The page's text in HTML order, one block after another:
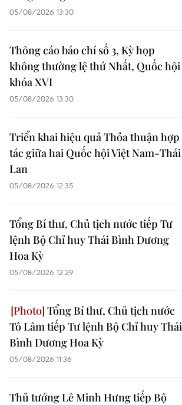
05/08/2026 13:30
Thông cáo báo chí số 3, Kỳ họp
không thường lệ thứ Nhất, Quốc hội
khóa XVI
05/08/2026 13:30
Triển khai hiệu quả Thỏa thuận hợp
tác giữa hai Quốc hội Việt Nam-Thái
Lan
05/08/2026 12:35
Tổng Bí thư, Chủ tịch nước tiếp Tư
lệnh Bộ Chỉ huy Thái Bình Dương
Hoa Kỳ
05/08/2026 12:29
Tổng Bí thư, Chủ tịch nước
Tô Lâm tiếp Tư lệnh Bộ Chỉ huy Thái
Bình Dương Hoa Kỳ
05/08/2026 11:36
Thủ tướng Lê Minh Hưng tiếp Bộ